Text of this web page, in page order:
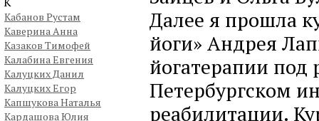
Кабанов Рустам
Каверина Анна
Казаков Тимофей
Калабина Евгения
Калуцких Данил
Калуцких Егор
Капшукова Наталья
Кардашова Юлия
Далее я прошла
йоги» Андрея
йогатерапии под
Петербургском
реабилитации.